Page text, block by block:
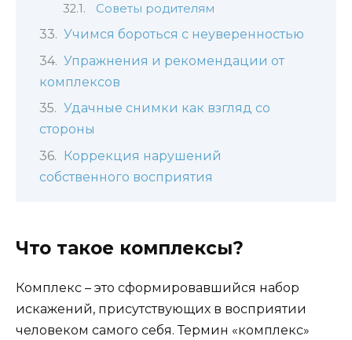
Советы родителям
Учимся бороться с неуверенностью
Упражнения и рекомендации от
комплексов
Удачные снимки как взгляд со
стороны
Коррекция нарушений
собственного восприятия
Что такое комплексы?
Комплекс – это сформировавшийся набор
искажений, присутствующих в восприятии
человеком самого себя. Термин «комплекс»